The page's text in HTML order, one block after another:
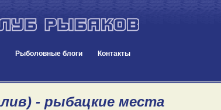
Рыболовные блоги Контакты
- рыбацкие места